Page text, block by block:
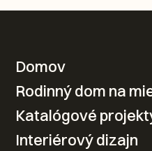
Váš nový
návrhu
Domov
Rodinný dom na
Katalógové
Interiérový dizajn